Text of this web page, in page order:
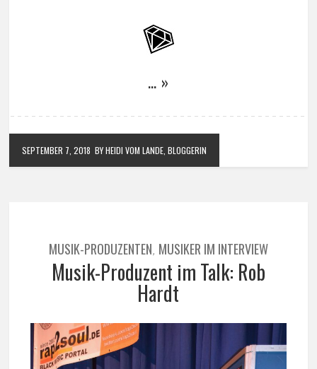
… »
SEPTEMBER 7, 2018 BY HEIDI VOM LANDE, BLOGGERIN
MUSIK-PRODUZENTEN, MUSIKER IM INTERVIEW
Musik-Produzent im Talk: Rob
Hardt